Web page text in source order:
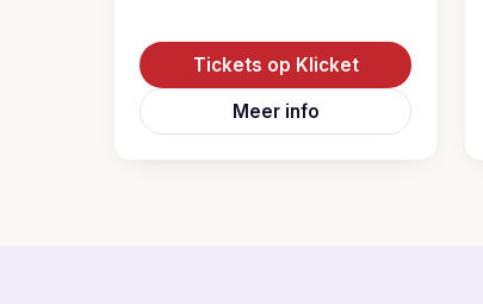
Tickets op Klicket
Meer info